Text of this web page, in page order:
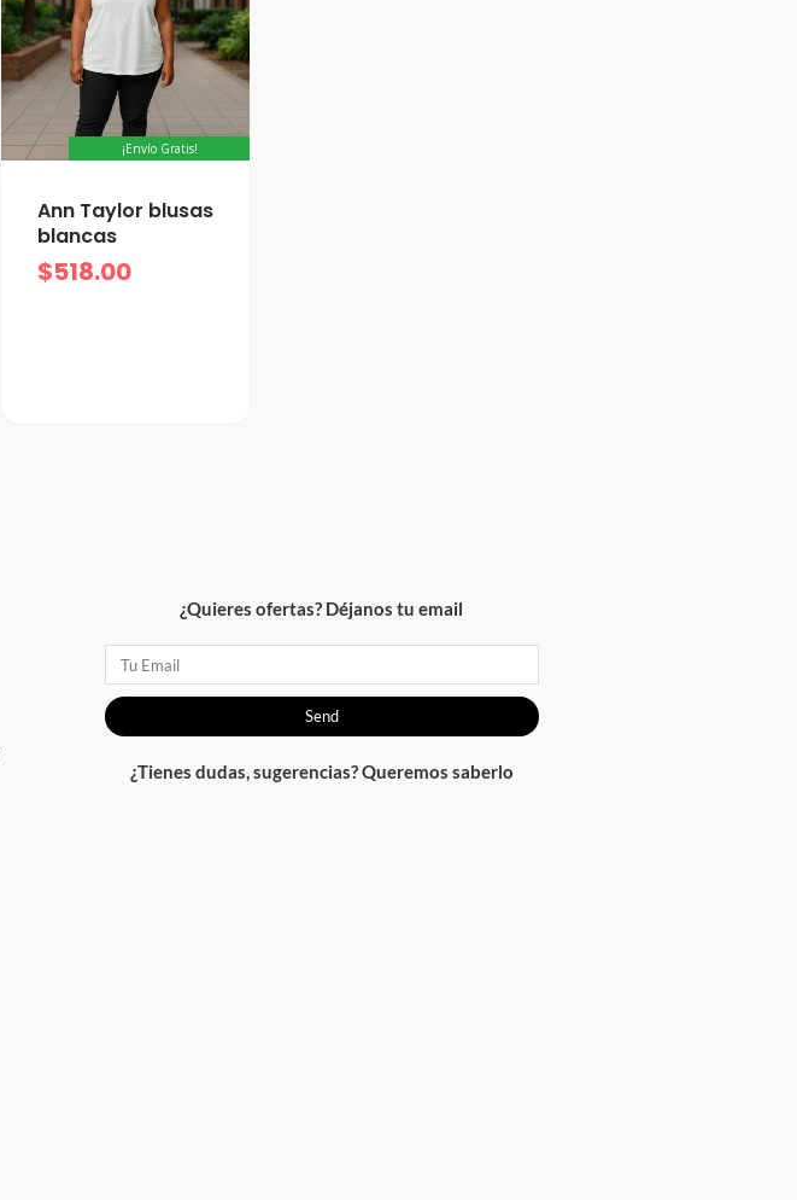
¡Envío Gratis!
Ann Taylor blusas
blancas
$518.00
¿Quieres ofertas? Déjanos tu email
Email
Send
¿Tienes dudas, sugerencias? Queremos saberlo